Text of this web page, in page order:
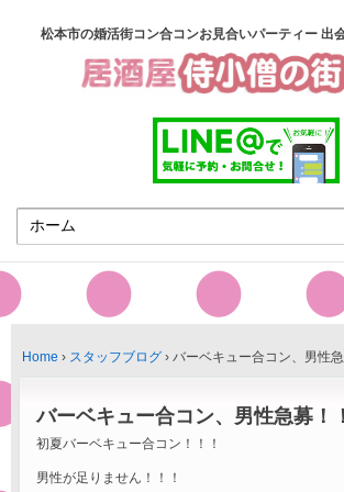
松本市の婚活街コン合コンお見合いパーティー 出
Home › スタッフブログ › バーベキュー合コン、男性急
バーベキュー合コン、男性急募！
初夏バーベキュー合コン！！！
男性が足りません！！！